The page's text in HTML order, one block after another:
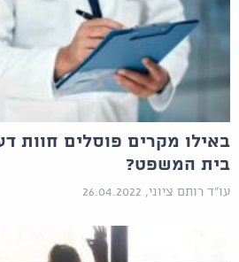
באילו מקרים פוסלים חוות
בית המשפט?
עו"ד רותם ציוני, 26.04.2022